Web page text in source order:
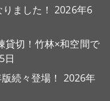
ました！ 2026年6
貸切！竹林×和空間で
日
続々登場！ 2026年